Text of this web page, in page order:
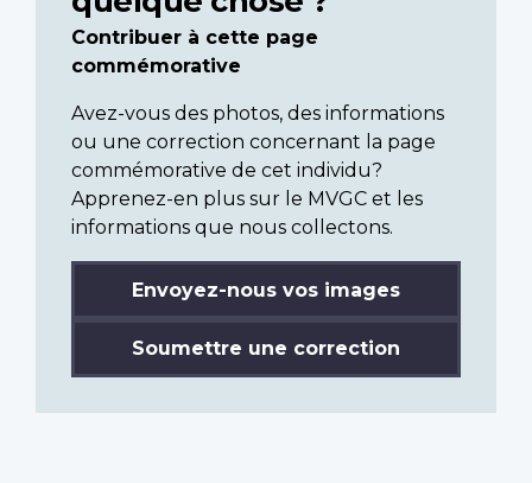
Contribuer à cette page
commémorative
Avez-vous des photos, des informations
ou une correction concernant la page
commémorative de cet individu?
Apprenez-en plus sur le MVGC et les
informations que nous collectons.
Envoyez-nous vos images
Soumettre une correction